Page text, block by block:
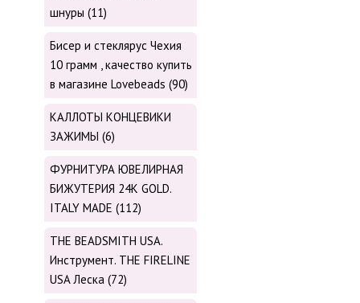
шнуры (11)
Бисер и стеклярус Чехия
10 грамм , качество купить
в магазине Lovebeads (90)
КАЛЛОТЫ КОНЦЕВИКИ
ЗАЖИМЫ (6)
ФУРНИТУРА ЮВЕЛИРНАЯ
БИЖУТЕРИЯ 24К GOLD.
ITALY MADE (112)
THE BEADSMITH USA.
Инструмент. THE FIRELINE
USA Леска (72)